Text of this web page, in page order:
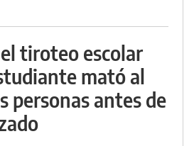
tiroteo escolar
mató al
personas antes de